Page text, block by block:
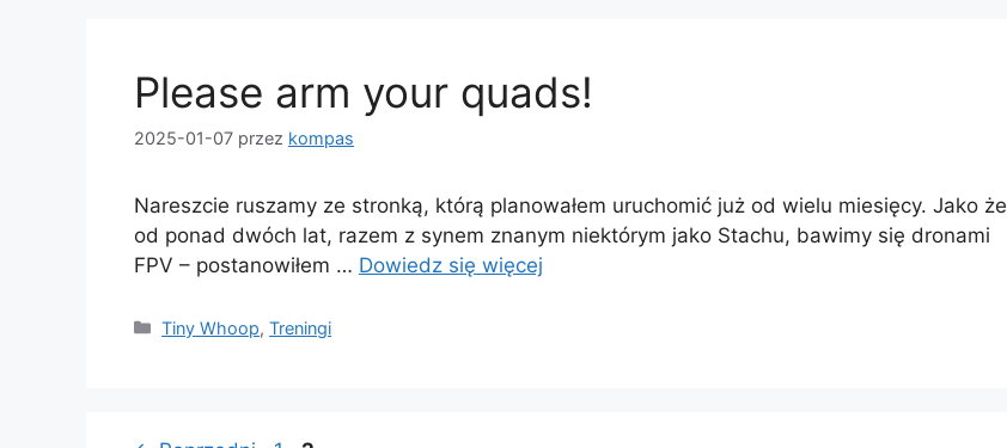
Please arm your quads!
2025-01-07 przez kompas
Nareszcie ruszamy ze stronką, którą planowałem uruchomić już od wielu miesięcy. Jako że
od ponad dwóch lat, razem z synem znanym niektórym jako Stachu, bawimy się dronami
FPV – postanowiłem … Dowiedz się więcej
Kategorie
Tiny Whoop,Treningi